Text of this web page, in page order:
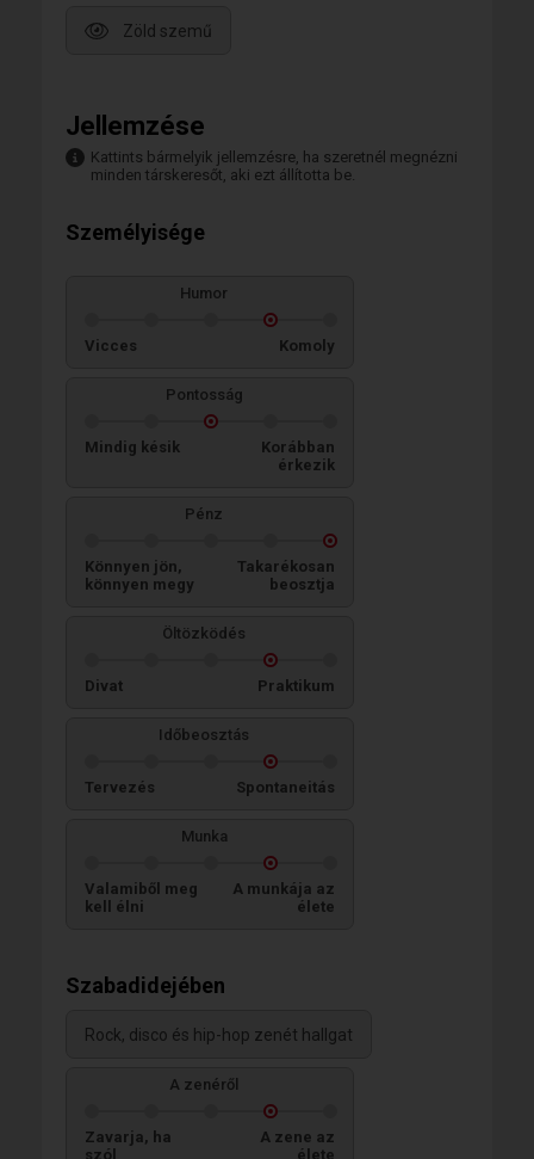
Zöld szemű
Jellemzése
Kattints bármelyik jellemzésre, ha szeretnél megnézni
minden társkeresőt, aki ezt állította be.
Személyisége
Humor
Vicces Komoly
Pontosság
Mindig késik
Korábban
érkezik
Pénz
Könnyen jön,
könnyen megy
Takarékosan
beosztja
Öltözködés
Divat Praktikum
Időbeosztás
Tervezés Spontaneitás
Munka
Valamiből meg
kell élni
A munkája az
élete
Szabadidejében
Rock, disco és hip-hop zenét hallgat
A zenéről
Zavarja, ha
szól
A zene az
élete